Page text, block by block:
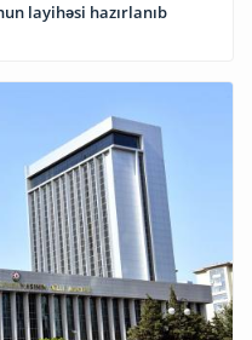
layihəsi hazırlanıb